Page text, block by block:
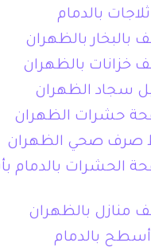
بالدمام
بالبخار بالظهران
خزانات بالظهران
سجاد الظهران
حشرات الظهران
صرف صحي الظهران
الحشرات بالدمام
منازل بالظهران
بالدمام